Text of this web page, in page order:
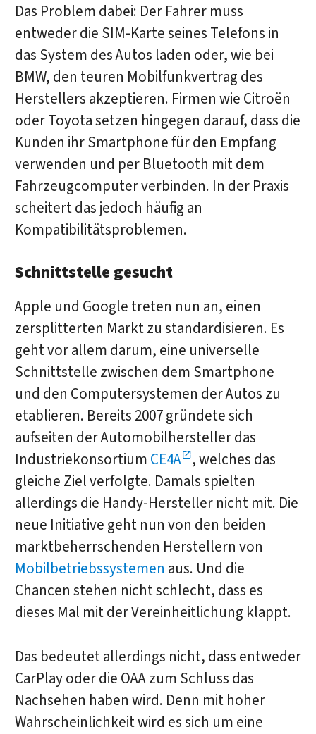
Das Problem dabei: Der Fahrer muss
entweder die SIM-Karte seines Telefons in
das System des Autos laden oder, wie bei
BMW, den teuren Mobilfunkvertrag des
Herstellers akzeptieren. Firmen wie Citroën
oder Toyota setzen hingegen darauf, dass die
Kunden ihr Smartphone für den Empfang
verwenden und per Bluetooth mit dem
Fahrzeugcomputer verbinden. In der Praxis
scheitert das jedoch häufig an
Kompatibilitätsproblemen.
Schnittstelle gesucht
Apple und Google treten nun an, einen
zersplitterten Markt zu standardisieren. Es
geht vor allem darum, eine universelle
Schnittstelle zwischen dem Smartphone
und den Computersystemen der Autos zu
etablieren. Bereits 2007 gründete sich
aufseiten der Automobilhersteller das
Industriekonsortium CE4A , welches das
gleiche Ziel verfolgte. Damals spielten
allerdings die Handy-Hersteller nicht mit. Die
neue Initiative geht nun von den beiden
marktbeherrschenden Herstellern von
Mobilbetriebssystemen aus. Und die
Chancen stehen nicht schlecht, dass es
dieses Mal mit der Vereinheitlichung klappt.
Das bedeutet allerdings nicht, dass entweder
CarPlay oder die OAA zum Schluss das
Nachsehen haben wird. Denn mit hoher
Wahrscheinlichkeit wird es sich um eine